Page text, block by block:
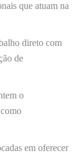
que atuam na
direto com
de
o
em oferecer